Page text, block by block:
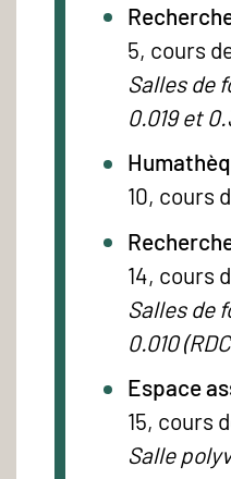
5, cours
Salles de
0.019 et
10, cours
14, cours
Salles de
0.010
Espace
15, cours
Salle